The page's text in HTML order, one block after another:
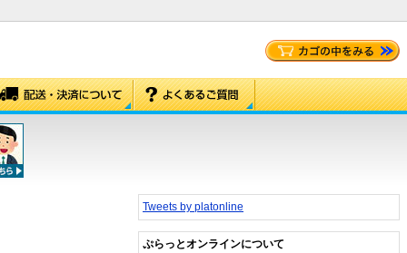
Tweets by platonline
ぷらっとオンラインについて